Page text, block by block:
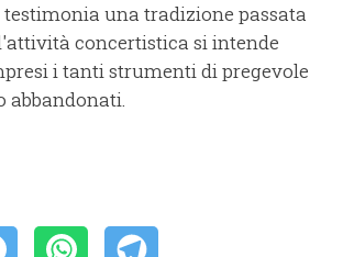
una tradizione passata
concertistica si intende
i tanti strumenti di pregevole
abbandonati.